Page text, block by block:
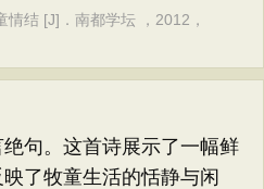
结 [J]．南都学坛 ，2012，
句。这首诗展示了一幅鲜
了牧童生活的恬静与闲